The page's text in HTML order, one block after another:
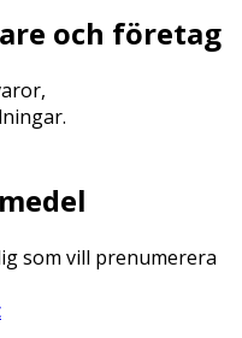
och företag
som vill prenumerera